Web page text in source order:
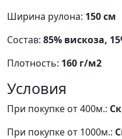
Ширина рулона: 150 см
Состав: 85% вискоза,
Плотность: 160 г/м2
Условия
При покупке от 400м.:
При покупке от 1000м.: